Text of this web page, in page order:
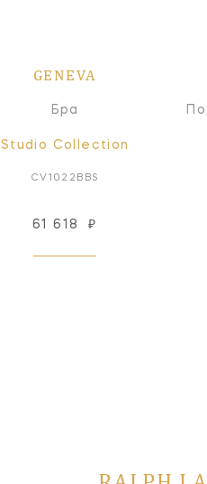
GENEVA
Бра
Studio Collection
CV1022BBS
61 618 ₽